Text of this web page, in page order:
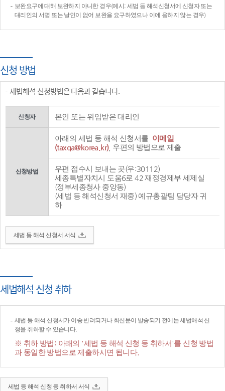
보완요구에 대해 보완하지 아니한 경우(예시: 세법 등 해석신청서에 신청자 또는
대리인의 서명 또는 날인이 없어 보완을 요구하였으나 이에 응하지 않는 경우)
신청 방법
세법해석 신청방법은 다음과 같습니다.
신청자 본인 또는 위임받은 대리인
신청방법
아래의 세법 등 해석 신청서를 이메일
(taxqa@korea.kr), 우편의 방법으로 제출
우편 접수시 보내는 곳(우:30112)
세종특별자치시 도움6로 42 재정경제부 세제실
(정부세종청사 중앙동)
(세법 등 해석신청서 재중) 예규총괄팀 담당자 귀
하
세법 등 해석 신청서 서식
세법해석 신청 취하
세법 등 해석 신청서가 이송·반려되거나 회신문이 발송되기 전에는 세법해석 신
청을 취하할 수 있습니다.
※ 취하 방법: 아래의 '세법 등 해석 신청 등 취하서'를 신청 방법
과 동일한 방법으로 제출하시면 됩니다.
세법 등 해석 신청 등 취하서 서식